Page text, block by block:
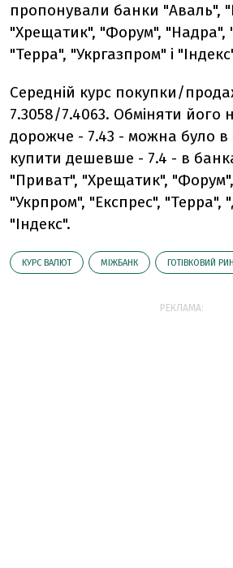
пропонували банки "Аваль",
"Хрещатик", "Форум", "Надра",
"Терра", "Укргазпром" і
Середній курс покупки/
7.3058/7.4063. Обміняти його
дорожче - 7.43 - можна було в
купити дешевше - 7.4 - в
"Приват", "Хрещатик",
"Укрпром", "Експрес", "Терра",
"Індекс".
КУРС ВАЛЮТ МІЖБАНК ГОТІВКОВИЙ
РЕКЛАМА: